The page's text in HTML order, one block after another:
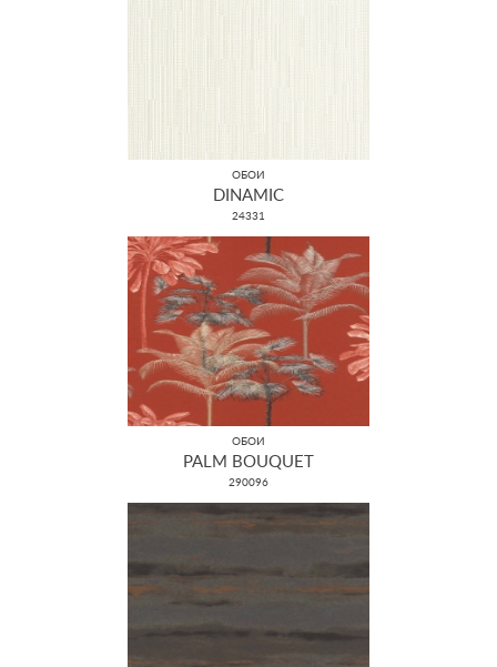
ОБОИ
DINAMIC
24331
ОБОИ
PALM BOUQUET
290096